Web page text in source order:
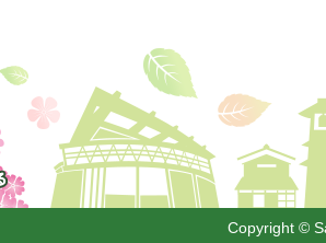
Copyright ©